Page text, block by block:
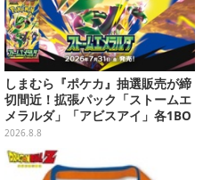
しまむら『ポケカ』抽選販売が締
切間近！拡張パック「ストームエ
メラルダ」「アビスアイ」各1BO
Xをラインナップ
2026.8.8